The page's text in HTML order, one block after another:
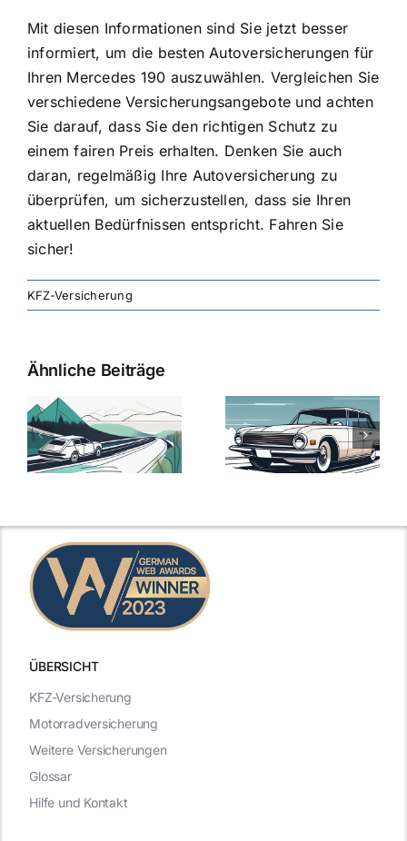
Mit diesen Informationen sind Sie jetzt besser
informiert, um die besten Autoversicherungen für
Ihren Mercedes 190 auszuwählen. Vergleichen Sie
verschiedene Versicherungsangebote und achten
Sie darauf, dass Sie den richtigen Schutz zu
einem fairen Preis erhalten. Denken Sie auch
daran, regelmäßig Ihre Autoversicherung zu
überprüfen, um sicherzustellen, dass sie Ihren
aktuellen Bedürfnissen entspricht. Fahren Sie
sicher!
KFZ-Versicherung
Ähnliche Beiträge
Versicherung:
Günstige Kfz-
Versicherungstarife
mit Top-
Kfz-
Die besten
Angebote im
ÜBERSICHT
KFZ-Versicherung
Motorradversicherung
Weitere Versicherungen
Glossar
Hilfe und Kontakt